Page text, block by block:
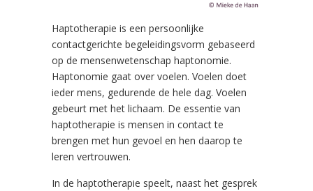
Haptotherapie is een persoonlijke
contactgerichte begeleidingsvorm gebaseerd
op de mensenwetenschap haptonomie.
Haptonomie gaat over voelen. Voelen doet
ieder mens, gedurende de hele dag. Voelen
gebeurt met het lichaam. De essentie van
haptotherapie is mensen in contact te
brengen met hun gevoel en hen daarop te
leren vertrouwen.
In de haptotherapie speelt, naast het gesprek